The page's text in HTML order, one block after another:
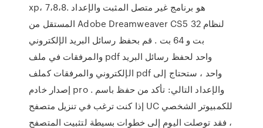
xp، 7،8،8. هو برنامج غير متصل المثبت والإعداد
المستقل من Adobe Dreamweaver CS5 لنظام 32
بت و 64 بت . قم بحفظ رسائل البريد الإلكتروني
والمرفقات في ملف pdf واحد لحفظ رسائل البريد
الإلكتروني والمرفقات كملف pdf واحد ، ستحتاج إلى
إصدار خادم pro والإعداد التالي: تأكد من حفظ باسم .
إذا كنت ترغب في تنزيل متصفح UC للكمبيوتر الشخصي
، فقد توصلت اليوم إلى خطوات بسيطة لتثبيت المتصفح